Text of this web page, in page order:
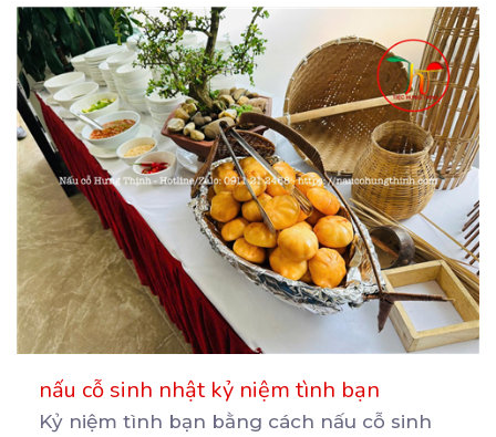
nấu cỗ sinh nhật kỷ niệm tình bạn
Kỷ niệm tình bạn bằng cách nấu cỗ sinh